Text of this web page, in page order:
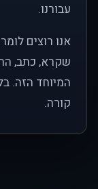
עבורנו.
אנו רוצים
שקרא, כתב,
המיוחד הזה.
קורה.